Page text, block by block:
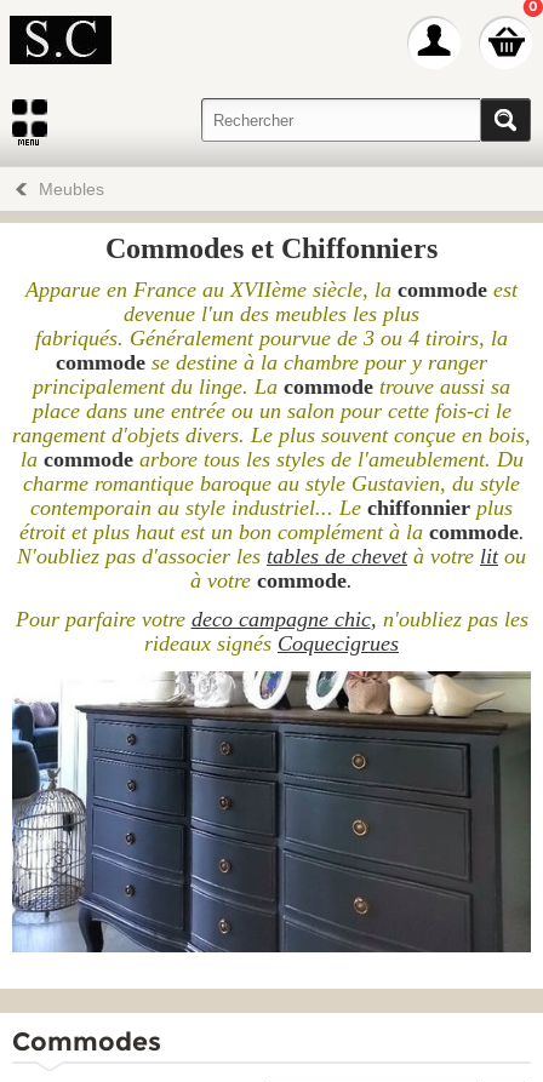
0
Meubles
Commodes et Chiffonniers
Apparue en France au XVIIème siècle, la commode est
devenue l'un des meubles les plus
fabriqués. Généralement pourvue de 3 ou 4 tiroirs, la
commode se destine à la chambre pour y ranger
principalement du linge. La commode trouve aussi sa
place dans une entrée ou un salon pour cette fois-ci le
rangement d'objets divers. Le plus souvent conçue en bois,
la commodearbore tous les styles de l'ameublement. Du
charme romantique baroque au style Gustavien, du style
contemporain au style industriel... Le chiffonnier plus
étroit et plus haut est un bon complément à la commode.
N'oubliez pas d'associer les tables de chevet à votre lit ou
à votre commode.
Pour parfaire votre deco campagne chic, n'oubliez pas les
rideaux signés Coquecigrues
Commodes